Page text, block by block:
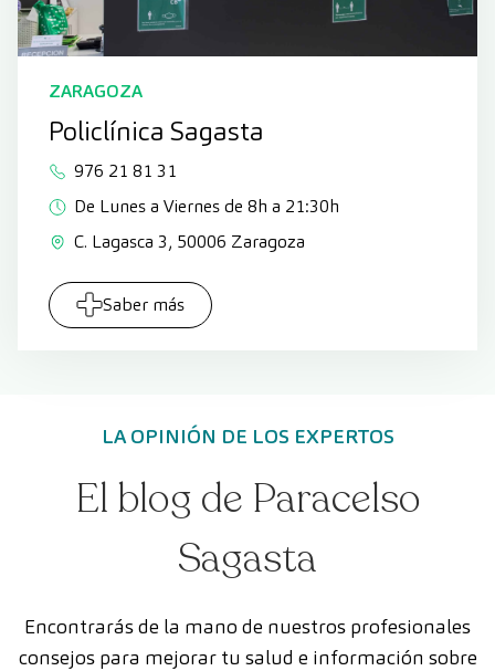
ZARAGOZA
Policlínica Sagasta
976 21 81 31
De Lunes a Viernes de 8h a 21:30h
C. Lagasca 3, 50006 Zaragoza
Saber más
LA OPINIÓN DE LOS EXPERTOS
El blog de Paracelso
Sagasta
Encontrarás de la mano de nuestros profesionales
consejos para mejorar tu salud e información sobre